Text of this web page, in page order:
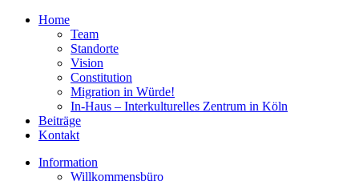
Home
Team
Standorte
Vision
Constitution
Migration in Würde!
In-Haus – Interkulturelles Zentrum in Köln
Beiträge
Kontakt
Information
Willkommensbüro